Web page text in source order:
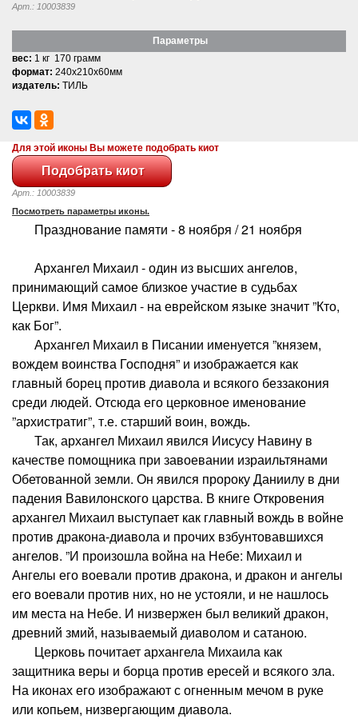
Арт.: 10003839
Параметры
вес: 1 кг 170 грамм
формат: 240x210x60мм
издатель: ТИЛЬ
Для этой иконы Вы можете подобрать киот
Арт.: 10003839
Посмотреть параметры иконы.
Празднование памяти - 8 ноября / 21 ноября
Архангел Михаил - один из высших ангелов,
принимающий самое близкое участие в судьбах
Церкви. Имя Михаил - на еврейском языке значит ”Кто,
как Бог”.
Архангел Михаил в Писании именуется ”князем,
вождем воинства Господня” и изображается как
главный борец против диавола и всякого беззакония
среди людей. Отсюда его церковное именование
”архистратиг”, т.е. старший воин, вождь.
Так, архангел Михаил явился Иисусу Навину в
качестве помощника при завоевании израильтянами
Обетованной земли. Он явился пророку Даниилу в дни
падения Вавилонского царства. В книге Откровения
архангел Михаил выступает как главный вождь в войне
против дракона-диавола и прочих взбунтовавшихся
ангелов. ”И произошла война на Небе: Михаил и
Ангелы его воевали против дракона, и дракон и ангелы
его воевали против них, но не устояли, и не нашлось
им места на Небе. И низвержен был великий дракон,
древний змий, называемый диаволом и сатаною.
Церковь почитает архангела Михаила как
защитника веры и борца против ересей и всякого зла.
На иконах его изображают с огненным мечом в руке
или копьем, низвергающим диавола.